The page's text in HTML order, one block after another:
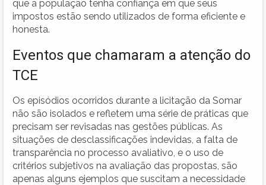
que a população tenha confiança em que seus
impostos estão sendo utilizados de forma eficiente e
honesta.
Eventos que chamaram a atenção do
TCE
Os episódios ocorridos durante a licitação da Somar
não são isolados e refletem uma série de práticas que
precisam ser revisadas nas gestões públicas. As
situações de desclassificações indevidas, a falta de
transparência no processo avaliativo, e o uso de
critérios subjetivos na avaliação das propostas, são
apenas alguns ejemplos que suscitam a necessidade